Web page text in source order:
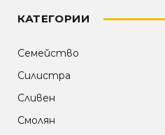
КАТЕГОРИИ
Семейство
Силистра
Сливен
Смолян